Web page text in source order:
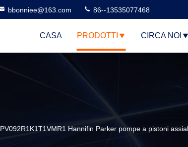
bbonniee@163.com 86--13535077468
CASA PRODOTTI CIRCA NOI
PV092R1K1T1VMR1 Hannifin Parker pompe a pistoni